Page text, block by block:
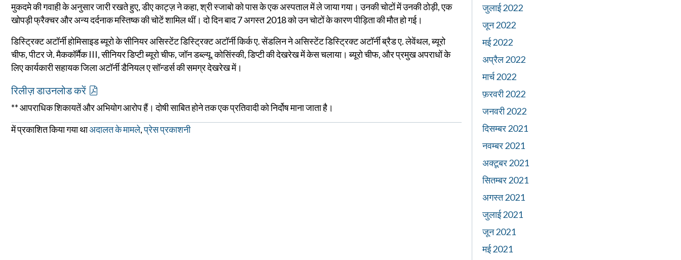
मुकदमे की गवाही के अनुसार जारी रखते हुए, डीए काट्ज़ ने कहा, श्री स्जाबो को पास के एक अस्पताल में ले जाया गया। उनकी चोटों में उनकी ठोड़ी, एक
खोपड़ी फ्रैक्चर और अन्य दर्दनाक मस्तिष्क की चोटें शामिल थीं। दो दिन बाद 7 अगस्त 2018 को उन चोटों के कारण पीड़िता की मौत हो गई।
डिस्ट्रिक्ट अटॉर्नी होमिसाइड ब्यूरो के सीनियर असिस्टेंट डिस्ट्रिक्ट अटॉर्नी किर्क ए. सेंडलिन ने असिस्टेंट डिस्ट्रिक्ट अटॉर्नी ब्रैड ए. लेवेंथल, ब्यूरो
चीफ, पीटर जे. मैककॉर्मैक III, सीनियर डिप्टी ब्यूरो चीफ, जॉन डब्ल्यू. कोसिंस्की, डिप्टी की देखरेख में केस चलाया। ब्यूरो चीफ, और प्रमुख अपराधों के
लिए कार्यकारी सहायक जिला अटॉर्नी डैनियल ए सॉन्डर्स की समग्र देखरेख में।
रिलीज़ डाउनलोड करें
** आपराधिक शिकायतें और अभियोग आरोप हैं। दोषी साबित होने तक एक प्रतिवादी को निर्दोष माना जाता है।
में प्रकाशित किया गया थाअदालत के मामले,प्रेस प्रकाशनी
जुलाई 2022
जून 2022
मई 2022
अप्रैल 2022
मार्च 2022
फ़रवरी 2022
जनवरी 2022
दिसम्बर 2021
नवम्बर 2021
अक्टूबर 2021
सितम्बर 2021
अगस्त 2021
जुलाई 2021
जून 2021
मई 2021